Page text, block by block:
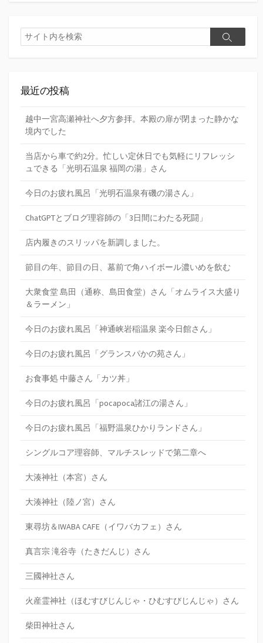
検
索
検
最近の投稿
越中一宮高瀬神社へ夕方参拝。本殿の扉が閉まった静かな
境内でした
当店から車で約2分。忙しい定休日でも気軽にリフレッシ
ュできる「光明石温泉 福岡の湯」さん
今日のお疲れ風呂「光明石温泉有磯の湯さん」
ChatGPTとブログ理容師の「3日間にわたる死闘」
店内履きのスリッパを新調しました。
節目の年、節目の日、墓前で角ハイボール濃いめを飲む
大衆食堂 島田（通称、島田食堂）さん「オムライス大盛り
＆ラーメン」
今日のお疲れ風呂「神通峡岩稲温泉 楽今日館さん」
今日のお疲れ風呂「グランスパかの苑さん」
お食事処 中藤さん「カツ丼」
今日のお疲れ風呂「pocapoca諸江の湯さん」
今日のお疲れ風呂「福野温泉ひかりランドさん」
シングルコア理容師、マルチスレッドで第二章へ
大湊神社（本宮）さん
大湊神社（陸ノ宮）さん
東尋坊＆IWABA CAFE（イワバカフェ）さん
真言宗 滝谷寺（たきだんじ）さん
三國神社さん
火産霊神社（ほむすびじんじゃ・ひむすびじんじゃ）さん
柴田神社さん